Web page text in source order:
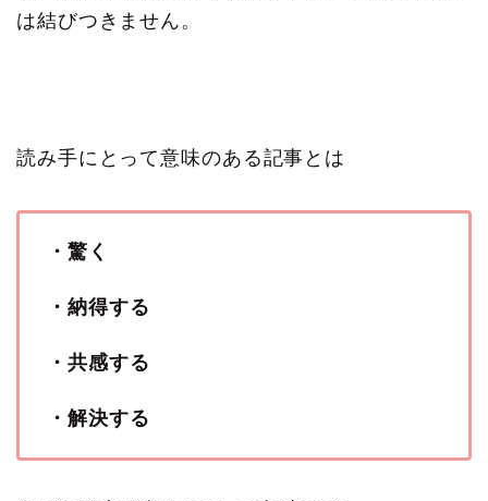
は結びつきません。
読み手にとって意味のある記事とは
・驚く
・納得する
・共感する
・解決する